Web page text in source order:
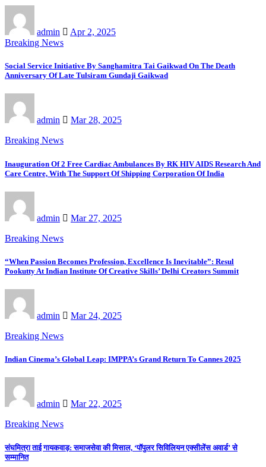
admin
Apr 2, 2025
Breaking News
Social Service Initiative By Sanghamitra Tai Gaikwad On The Death
Anniversary Of Late Tulsiram Gundaji Gaikwad
admin
Mar 28, 2025
Breaking News
Inauguration Of 2 Free Cardiac Ambulances By RK HIV AIDS Research And
Care Centre, With The Support Of Shipping Corporation Of India
admin
Mar 27, 2025
Breaking News
“When Passion Becomes Profession, Excellence Is Inevitable”: Resul
Pookutty At Indian Institute Of Creative Skills’ Delhi Creators Summit
admin
Mar 24, 2025
Breaking News
Indian Cinema’s Global Leap: IMPPA’s Grand Return To Cannes 2025
admin
Mar 22, 2025
Breaking News
संघमित्रा ताई गायकवाड़: समाजसेवा की मिसाल, ‘पॉपुलर सिविलियन एक्सीलेंस अवार्ड’ से
सम्मानित